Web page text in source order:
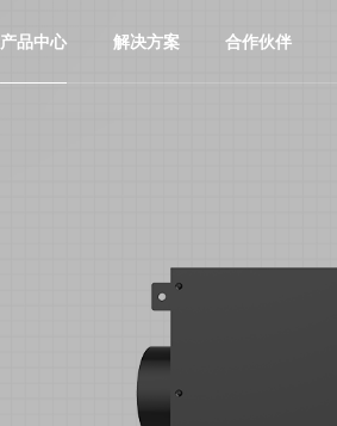
产品中心 解决方案 合作伙伴